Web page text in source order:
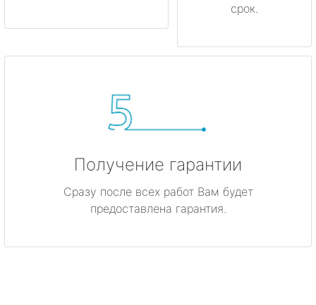
срок.
Получение гарантии
Сразу после всех работ Вам будет
предоставлена гарантия.